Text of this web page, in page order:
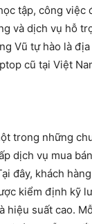
tập, công việc
và dịch vụ hỗ
Vũ tự hào là
cũ tại Việt
trong những
dịch vụ mua
đây, khách
kiểm định kỹ
hiệu suất cao.